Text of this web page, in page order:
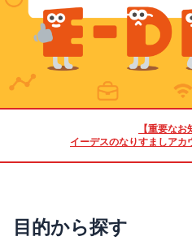
【重要なお
イーデスのなりすましアカ
目的から探す